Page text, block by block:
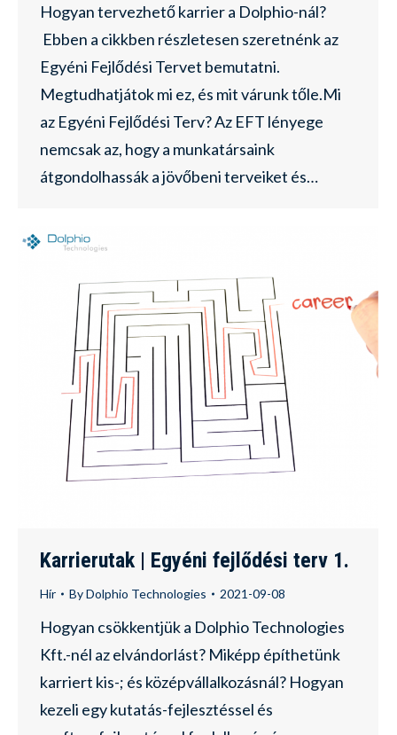
Hogyan tervezhető karrier a Dolphio-nál?
Ebben a cikkben részletesen szeretnénk az
Egyéni Fejlődési Tervet bemutatni.
Megtudhatjátok mi ez, és mit várunk tőle.Mi
az Egyéni Fejlődési Terv? Az EFT lényege
nemcsak az, hogy a munkatársaink
átgondolhassák a jövőbeni terveiket és…
Karrierutak | Egyéni fejlődési terv 1.
Hír ByDolphio Technologies 2021-09-08
Hogyan csökkentjük a Dolphio Technologies
Kft.-nél az elvándorlást? Miképp építhetünk
karriert kis-; és középvállalkozásnál? Hogyan
kezeli egy kutatás-fejlesztéssel és